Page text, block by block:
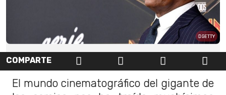
GETTY
COMPARTE
El mundo cinematográfico del gigante de